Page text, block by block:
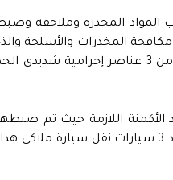
المواد المخدرة وملاحقة وضبط
المخدرات والأسلحة
مع الأجهزة المعنية بالوزارة قيام تشكيل عصابى
الأكمنة اللازمة حيث تم
سدر بجنوب سيناء وبحوزتهم 3 طن لمخدر الحشيش عدد 3